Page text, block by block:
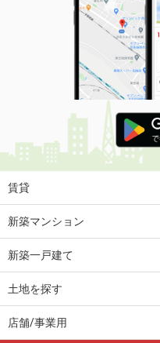
価 格
住 所
神
専有面積
間取り
神奈川県鎌倉市津西１
価 格
8
住 所
神奈川県横浜市金沢区柴町
賃貸
新築マンション
新築一戸建て
土地を探す
店舗/事業用